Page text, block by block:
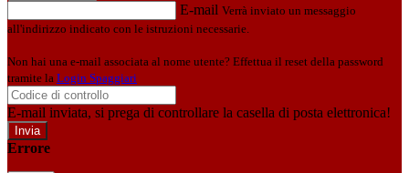
E-mail Verrà inviato un messaggio
all'indirizzo indicato con le istruzioni necessarie.
Non hai una e-mail associata al nome utente? Effettua il reset della password
tramite la Login Spaggiari
E-mail inviata, si prega di controllare la casella di posta elettronica!
Errore